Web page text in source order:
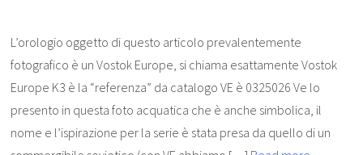
L’orologio oggetto di questo articolo prevalentemente
fotografico è un Vostok Europe, si chiama esattamente Vostok
Europe K3 è la “referenza” da catalogo VE è 0325026 Ve lo
presento in questa foto acquatica che è anche simbolica, il
nome e l’ispirazione per la serie è stata presa da quello di un